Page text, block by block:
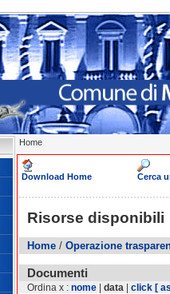
Home
Download Home Cerca
Risorse disponibili
Home / Operazione
Documenti
Ordina x : nome data click [